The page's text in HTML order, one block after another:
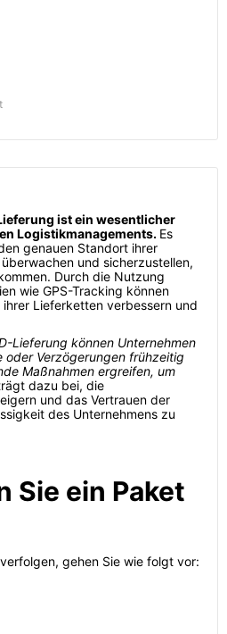
ist ein wesentlicher
Logistikmanagements. Es
genauen Standort ihrer
und sicherzustellen,
Durch die Nutzung
wie GPS-Tracking können
Lieferketten verbessern und
Lieferung können Unternehmen
oder Verzögerungen frühzeitig
Maßnahmen ergreifen, um
dazu bei, die
und das Vertrauen der
des Unternehmens zu
Sie ein Paket
gehen Sie wie folgt vor: